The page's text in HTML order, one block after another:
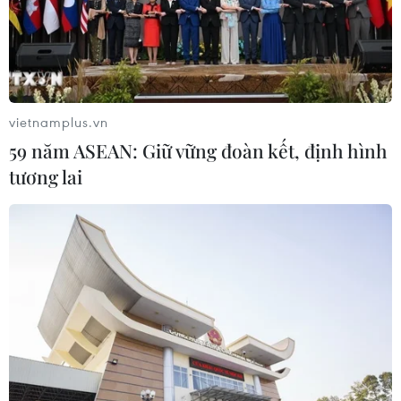
Kể chuyện văn hóa xứ Quảng bằng
sân khấu thực cảnh tại Lễ hội tận
hưởng Đà Nẵng 2026
21/07/2026 10:12
Lần đầu trình diễn 500 cánh diều
phát sáng, tạo hiệu ứng trên bầu trời
Đà Nẵng
20/07/2026 10:34
Lễ hội Sầu riêng Đắk Lắk 2026:
Quảng bá điểm đến kết nối khu vực
Tây Nguyên
20/07/2026 08:26
vietnamplus.vn
59 năm ASEAN: Giữ vững đoàn kết, định hình
tương lai